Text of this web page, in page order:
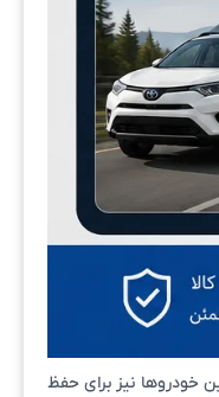
خودروها نیز برای حفظ